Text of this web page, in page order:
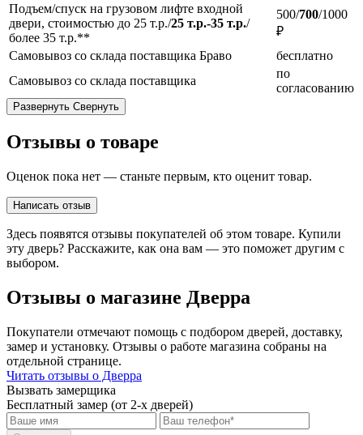
Подъем/спуск на грузовом лифте входной
двери, стоимостью до 25 т.р./25 т.р.-35 т.р./
более 35 т.р.**
500/700/1000
₽
Самовывоз со склада поставщика Браво
бесплатно
Самовывоз со склада поставщика
по
согласованию
Развернуть Свернуть
Отзывы о товаре
Оценок пока нет — станьте первым, кто оценит товар.
Написать отзыв
Здесь появятся отзывы покупателей об этом товаре. Купили
эту дверь? Расскажите, как она вам — это поможет другим с
выбором.
Отзывы о магазине Дверра
Покупатели отмечают помощь с подбором дверей, доставку,
замер и установку. Отзывы о работе магазина собраны на
отдельной странице.
Читать отзывы о Дверра
Вызвать замерщика
Бесплатный замер (от 2-х дверей)